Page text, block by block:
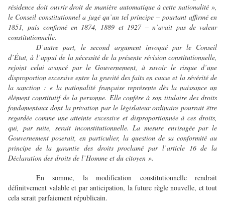
résidence doit ouvrir droit de manière automatique à cette nationalité »,
le Conseil constitutionnel a jugé qu’un tel principe – pourtant affirmé en
1851, puis confirmé en 1874, 1889 et 1927 – n’avait pas de valeur
constitutionnelle.
D’autre part, le second argument invoqué par le Conseil
d’État, à l’appui de la nécessité de la présente révision constitutionnelle,
rejoint celui avancé par le Gouvernement, à savoir le risque d’une
disproportion excessive entre la gravité des faits en cause et la sévérité de
la sanction : « la nationalité française représente dès la naissance un
élément constitutif de la personne. Elle confère à son titulaire des droits
fondamentaux dont la privation par le législateur ordinaire pourrait être
regardée comme une atteinte excessive et disproportionnée à ces droits,
qui, par suite, serait inconstitutionnelle. La mesure envisagée par le
Gouvernement poserait, en particulier, la question de sa conformité au
principe de la garantie des droits proclamé par l’article 16 de la
Déclaration des droits de l’Homme et du citoyen ».
En somme, la modification constitutionnelle rendrait
définitvement valable et par anticipation, la future règle nouvelle, et tout
cela serait parfaiement républicain.